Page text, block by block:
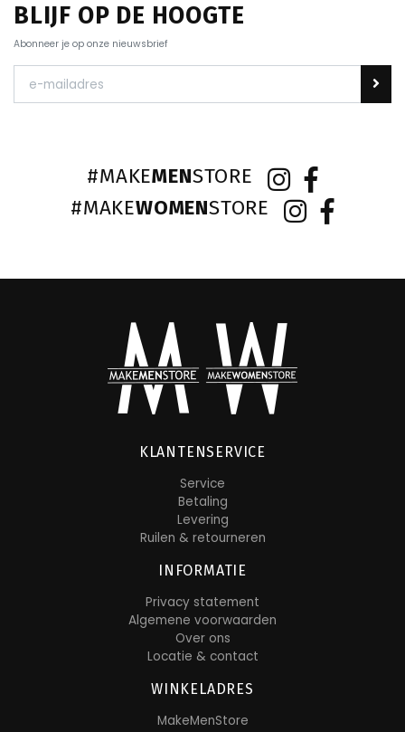
BLIJF OP DE HOOGTE
Abonneer je op onze nieuwsbrief
#MAKEMENSTORE
#MAKEWOMENSTORE
KLANTENSERVICE
Service
Betaling
Levering
Ruilen & retourneren
INFORMATIE
Privacy statement
Algemene voorwaarden
Over ons
Locatie & contact
WINKELADRES
MakeMenStore